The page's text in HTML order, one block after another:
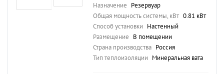
Назначение Резервуар
Общая мощность системы, кВт 0.81 кВт
Способ установки Настенный
Размещение В помещении
Страна производства Россия
Тип теплоизоляции Минеральная вата